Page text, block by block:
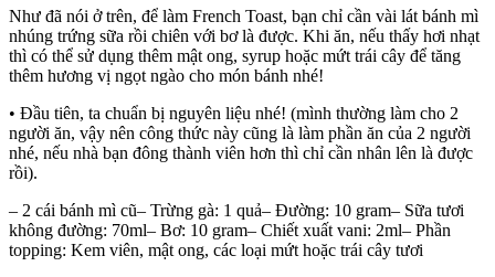
Như đã nói ở trên, để làm French Toast, bạn chỉ cần vài lát bánh mì
nhúng trứng sữa rồi chiên với bơ là được. Khi ăn, nếu thấy hơi nhạt
thì có thể sử dụng thêm mật ong, syrup hoặc mứt trái cây để tăng
thêm hương vị ngọt ngào cho món bánh nhé!
• Đầu tiên, ta chuẩn bị nguyên liệu nhé! (mình thường làm cho 2
người ăn, vậy nên công thức này cũng là làm phần ăn của 2 người
nhé, nếu nhà bạn đông thành viên hơn thì chỉ cần nhân lên là được
rồi).
– 2 cái bánh mì cũ– Trừng gà: 1 quả– Đường: 10 gram– Sữa tươi
không đường: 70ml– Bơ: 10 gram– Chiết xuất vani: 2ml– Phần
topping: Kem viên, mật ong, các loại mứt hoặc trái cây tươi